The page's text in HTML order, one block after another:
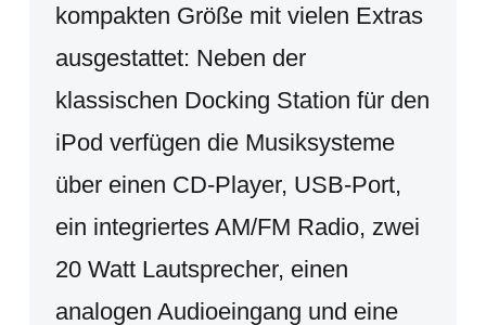
kompakten Größe mit vielen Extras
ausgestattet: Neben der
klassischen Docking Station für den
iPod verfügen die Musiksysteme
über einen CD-Player, USB-Port,
ein integriertes AM/FM Radio, zwei
20 Watt Lautsprecher, einen
analogen Audioeingang und eine